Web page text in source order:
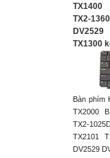
TX1400
TX2-
TX1300
Bàn phím
TX2000
TX2-
TX2101
DV2529